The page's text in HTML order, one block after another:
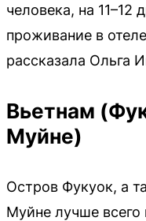
человека, на
проживание в
рассказала Ольга
Вьетнам
Муйне)
Остров Фукуок, а
Муйне лучше всего